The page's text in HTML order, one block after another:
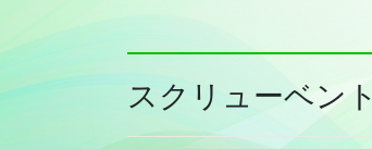
スクリューベント